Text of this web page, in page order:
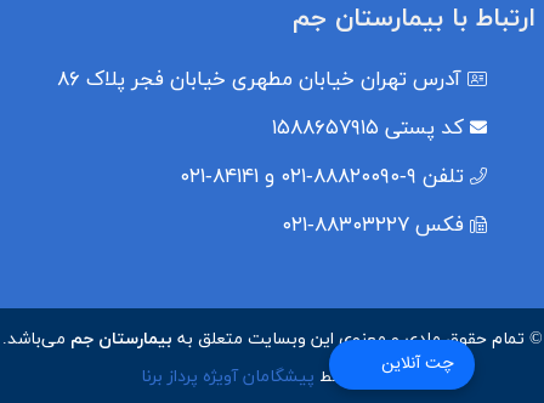
چت آنلاین
ارتباط با بیمارستان جم
آدرس تهران خیابان مطهری خیابان فجر پلاک ۸۶
کد پستی
تلفن
فکس ۸۸۳۰۳۲۲۷-۰۲۱
© تمام حقوق مادی و معنوی این وبسایت متعلق به بیمارستان جم می‌باشد.
طراحی توسط پیشگامان آویژه پرداز برنا